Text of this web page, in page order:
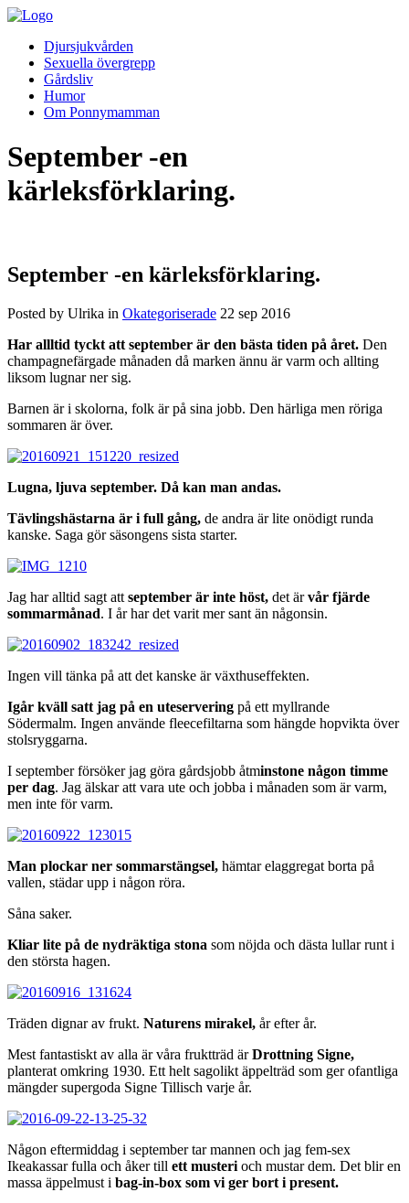
Djursjukvården
Sexuella övergrepp
Gårdsliv
Humor
Om Ponnymamman
September -en
kärleksförklaring.
September -en kärleksförklaring.
Posted by Ulrika in Okategoriserade 22 sep 2016
Har allltid tyckt att september är den bästa tiden på året. Den
champagnefärgade månaden då marken ännu är varm och allting
liksom lugnar ner sig.
Barnen är i skolorna, folk är på sina jobb. Den härliga men röriga
sommaren är över.
Lugna, ljuva september. Då kan man andas.
Tävlingshästarna är i full gång, de andra är lite onödigt runda
kanske. Saga gör säsongens sista starter.
Jag har alltid sagt att september är inte höst, det ärvår fjärde
sommarmånad. I år har det varit mer sant än någonsin.
Ingen vill tänka på att det kanske är växthuseffekten.
Igår kväll satt jag på en uteservering på ett myllrande
Södermalm. Ingen använde fleecefiltarna som hängde hopvikta över
stolsryggarna.
I september försöker jag göra gårdsjobb åtminstone någon timme
per dag. Jag älskar att vara ute och jobba i månaden som är varm,
men inte för varm.
Man plockar ner sommarstängsel, hämtar elaggregat borta på
vallen, städar upp i någon röra.
Såna saker.
Kliar lite på de nydräktiga stona som nöjda och dästa lullar runt i
den största hagen.
Träden dignar av frukt. Naturens mirakel, år efter år.
Mest fantastiskt av alla är våra fruktträd ärDrottning Signe,
planterat omkring 1930. Ett helt sagolikt äppelträd som ger ofantliga
mängder supergoda Signe Tillisch varje år.
Någon eftermiddag i september tar mannen och jag fem-sex
Ikeakassar fulla och åker till ett musteri och mustar dem. Det blir en
massa äppelmust i bag-in-box som vi ger bort i present.